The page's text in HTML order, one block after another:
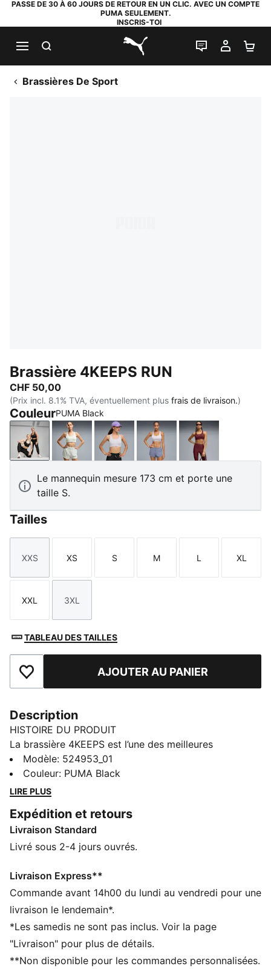
PASSE DE 30 À 60 JOURS DE RETOUR EN UN CLIC. AVEC UN COMPTE
PUMA SEULEMENT.
INSCRIS-TOI
PUMA.com
LIVE CHAT
MON
Brassières De Sport
Brassière 4KEEPS RUN
CHF 50,00
(Prix incl. 8.1% TVA, éventuellement plus frais de livraison.)
CouleurPUMA Black
PUMA BlackCréme De MintLilac CrushVibrant SilverRuby Shimmer
Le mannequin mesure 173 cm et porte une
taille S.
Tailles
Taille
XXS
Taille
XS
Taille
S
Taille
M
Taille
L
Taille
XL
Taille
XXL
Taille
3XL
TABLEAU DES TAILLES
Ajouter aux favorisAJOUTER AU PANIER
Description
HISTOIRE DU PRODUIT
La brassière 4KEEPS est l’une des meilleures
brassières de sport à impact moyen de l’industrie. Elle
est conçue pour les runneuses avec des bretelles
réglables de 3 cm et un tissu conçu pour épouser les
CARACTÉRISTIQUES + AVANTAGES
dryCELL : la technologie PUMA évacue l’humidité du
corps pour te protéger de la transpiration pendant tes
ULTRAFORM : tissu à la fois moulant et souple qui
épouse confortablement les courbes naturelles du
corps
recyclés
DÉTAILS
Coupe moulante
Modèle: 524953_01
Couleur: PUMA Black
LIRE PLUS
Expédition et retours
Livraison Standard
Livré sous 2-4 jours ouvrés.
Livraison Express**
Commande avant 14h00 du lundi au vendredi pour une
livraison le lendemain*.
*Les samedis ne sont pas inclus. Voir la page
"Livraison" pour plus de détails.
**Non disponible pour les commandes personnalisées.